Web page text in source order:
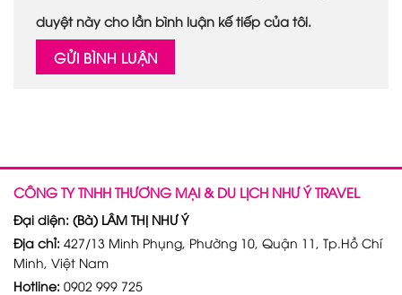
duyệt này cho lần bình luận kế tiếp của tôi.
CÔNG TY TNHH THƯƠNG MẠI & DU LỊCH NHƯ Ý TRAVEL
Đại diện: (Bà) LÂM THỊ NHƯ Ý
Địa chỉ: 427/13 Minh Phụng, Phường 10, Quận 11, Tp.Hồ Chí
Minh, Việt Nam
Hotline: 0902 999 725